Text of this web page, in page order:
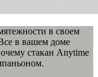
в своем
в вашем доме
стакан Anytime